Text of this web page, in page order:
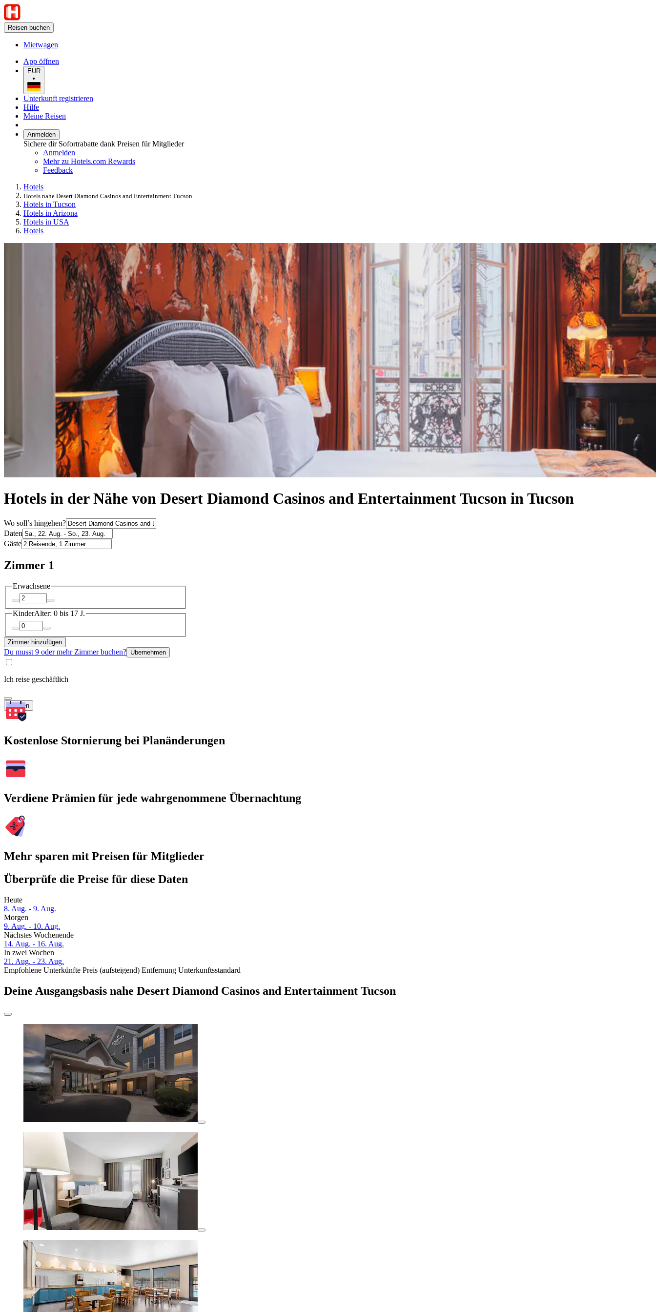
Reisen buchen
Mietwagen
App öffnen
EUR
•
Unterkunft registrieren
Hilfe
Meine Reisen
Anmelden
Sichere dir Sofortrabatte dank Preisen für Mitglieder
Anmelden
Mehr zu Hotels.com Rewards
Feedback
Hotels
Hotels nahe Desert Diamond Casinos and Entertainment Tucson
Hotels in Tucson
Hotels in Arizona
Hotels in USA
Hotels
Hotels in der Nähe von Desert Diamond Casinos and Entertainment Tucson in Tucson
Wo soll’s hingehen?
Daten
Gäste
Zimmer 1
Erwachsene
KinderAlter: 0 bis 17 J.
Zimmer hinzufügen
Du musst 9 oder mehr Zimmer buchen? Übernehmen
Ich reise geschäftlich
Suchen
Kostenlose Stornierung bei Planänderungen
Verdiene Prämien für jede wahrgenommene Übernachtung
Mehr sparen mit Preisen für Mitglieder
Überprüfe die Preise für diese Daten
Heute
8. Aug. - 9. Aug.
Morgen
9. Aug. - 10. Aug.
Nächstes Wochenende
14. Aug. - 16. Aug.
In zwei Wochen
21. Aug. - 23. Aug.
Empfohlene Unterkünfte Preis (aufsteigend) Entfernung Unterkunftsstandard
Deine Ausgangsbasis nahe Desert Diamond Casinos and Entertainment Tucson